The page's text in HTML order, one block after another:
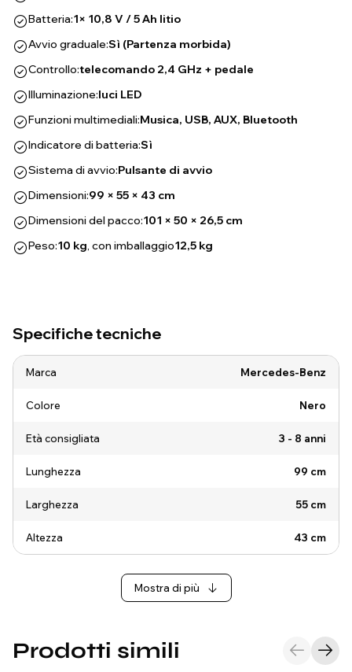
Batteria:1× 10,8 V / 5 Ah litio
Avvio graduale:Sì (Partenza morbida)
Controllo:telecomando 2,4 GHz + pedale
Illuminazione:luci LED
Funzioni multimediali:Musica, USB, AUX, Bluetooth
Indicatore di batteria:Sì
Sistema di avvio:Pulsante di avvio
Dimensioni:99 × 55 × 43 cm
Dimensioni del pacco:101 × 50 × 26,5 cm
Peso:10 kg, con imballaggio12,5 kg
Specifiche tecniche
Marca Mercedes-Benz
Colore Nero
Età consigliata 3 - 8 anni
Lunghezza 99 cm
Larghezza 55 cm
Altezza 43 cm
Mostra di più
Prodotti simili